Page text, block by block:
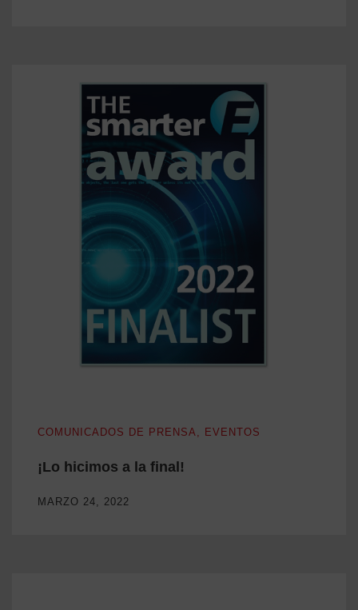
COMUNICADOS DE PRENSA EVENTOS
¡Lo hicimos a la final!
MARZO 24, 2022